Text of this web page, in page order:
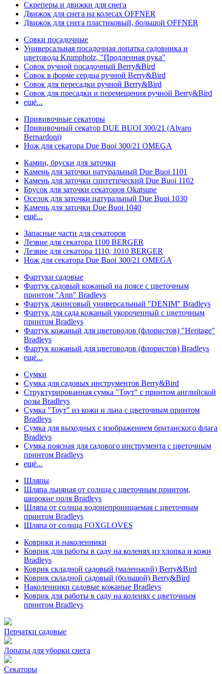
Скреперы и движки для снега
Движок для снега на колесах OFFNER
Движок для снега пластиковый, большой OFFNER
Совки посадочные
Универсальная посадочная лопатка садовника и
цветовода Krumpholz, "Продленная рука"
Совок ручной посадочный Berry&Bird
Совок в форме сердца ручной Berry&Bird
Совок для пересадки ручной Berry&Bird
Совок для пресадки и перемещения ручной Berry&Bird
ещё...
Прививочные секаторы
Прививочный секатор DUE BUOI 300/21 (Alvaro
Bernardoni)
Нож для секатора Due Buoi 300/21 OMEGA
Камни, бруски для заточки
Камень для заточки натуральный Due Buoi 1101
Камень для заточки синтетический Due Buoi 1102
Брусок для заточки секаторов Okatsune
Оселок для заточки натуральный Due Buoi 1030
Камень для заточки Due Buoi 1040
ещё...
Запасные части для секаторов
Лезвие для секатора 1100 BERGER
Лезвие для секатора 1110, 1010 BERGER
Нож для секатора Due Buoi 300/21 OMEGA
Фартуки садовые
Фартук садовый кожаный на поясе с цветочным
принтом "Ann" Bradleys
Фартук джинсовый универсальный "DENIM" Bradleys
Фартук для сада кожаный укороченный с цветочным
принтом Bradleys
Фартук кожаный для цветоводов (флористов) "Heritage"
Bradleys
Фартук кожаный для цветоводов (флористов) Bradleys
ещё...
Сумки
Сумка для садовых инструментов Berry&Bird
Структурированная сумка "Тоут" с принтом английской
розы Bradleys
Сумка "Тоут" из кожи и льна с цветочным принтом
Bradleys
Сумка для выходных с изображением британского флага
Bradleys
Сумка поясная для садового инструмента с цветочным
принтом Bradleys
ещё...
Шляпы
Шляпа льняная от солнца с цветочным принтом,
широкие поля Bradleys
Шляпа от солнца водонепроницаемая с цветочным
принтом Bradleys
Шляпа от солнца FOXGLOVES
Коврики и наколенники
Коврик для работы в саду на коленях из хлопка и кожи
Bradleys
Коврик складной садовый (маленький) Berry&Bird
Коврик складной садовый (большой) Berry&Bird
Наколенники садовые кожаные Bradleys
Коврик для работы в саду на коленях с цветочным
принтом Bradleys
Перчатки садовые
Лопаты для уборки снега
Секаторы